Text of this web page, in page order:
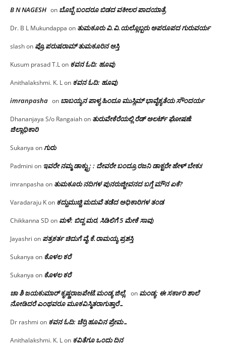
B N NAGESH on ಬೊಬ್ಬೆ ಬಂದರೂ ಬಿಡದ ವಕೀಲರ ಪಾದಯಾತ್ರೆ
Dr. B L Mukundappa on ತುಮಕೂರು‌ ವಿ.ವಿ.ಯಲ್ಲೊಬ್ಬರು ಅಪರೂಪದ ಗುರುವರ್ಯ
slashon ಪ್ರೊ.ಪರುಷರಾಮ್ ತುಮಕೂರಿನ ಆಸ್ತಿ
Kusum prasad T.Lon ಕವನ ಓದಿ: ಹೂವು
Anithalakshmi. K. Lon ಕವನ ಓದಿ: ಹೂವು
imranpasha on ಬಾಬಯ್ಯನ ಪಾಳ್ಯ ಹಿಂದೂ ಮುಸ್ಲಿಮ್ ಭಾವೈಕ್ಯತೆಯ ಸೌಂದರ್ಯ
Dhananjaya S/o Rangaiahon ತುರುವೇಕೆರೆಯಲ್ಲಿ ರೆಡ್ ಅಲರ್ಟ್ ಘೋಷಣೆ:
ಜಿಲ್ಲಾಧಿಕಾರಿ
Sukanya onಗುರು
Padmini on ಇವರೇ ನಮ್ಮ ಡಾಕ್ಟ್ರು; : ದೇವರೇ ಬಂದ್ರೂ ರಜನಿ ಡಾಕ್ಟರೇ ಹೇಳ್ ಬೇಕು!
imranpasha on ತುಮಕೂರು ನದಿಗಳ ಪುನರುಜ್ಜೀವನದ ಬಗ್ಗೆ ಮೌನ ಏಕೆ?
Varadaraju Kon ಕದ್ದುಮುಚ್ಚಿ ಮದುವೆ ತಡೆದ ಅಧಿಕಾರಿಗಳ ತಂಡ
Chikkanna SD on ಮಳೆ: ಬಿದ್ದ ಮರ, ಸಿಡಿಲಿಗೆ 5 ಮೇಕೆ ಸಾವು
Jayashri on ಪತ್ರಕರ್ತ ಚಿದುಗೆ ವೈ.ಕೆ.ರಾಮಯ್ಯ ಪ್ರಶಸ್ತಿ
Sukanya on ಕೊಳಲ ಕರೆ
Sukanya on ಕೊಳಲ ಕರೆ
ಚಾ ಶಿ ಜಯಕುಮಾರ್ ಕೃಷ್ಣರಾಜಪೇಟೆ.ಮಂಡ್ಯ ಜಿಲ್ಲೆ. on ಮಂಡ್ಯ: ಈ ಸರ್ಕಾರಿ ಶಾಲೆ
ನೋಡಿದರೆ ಎಂಥವರೂ ಮೂಕವಿಸ್ಮಿತರಾಗುತ್ತಾರೆ…
Dr rashmi on ಕವನ ಓದಿ: ಚೆರ್ರಿ ಹೂವಿನ ಪ್ರೇಮ…
Anithalakshmi. K. Lon ಕವಿತೆಗೂ ಒಂದು ದಿನ